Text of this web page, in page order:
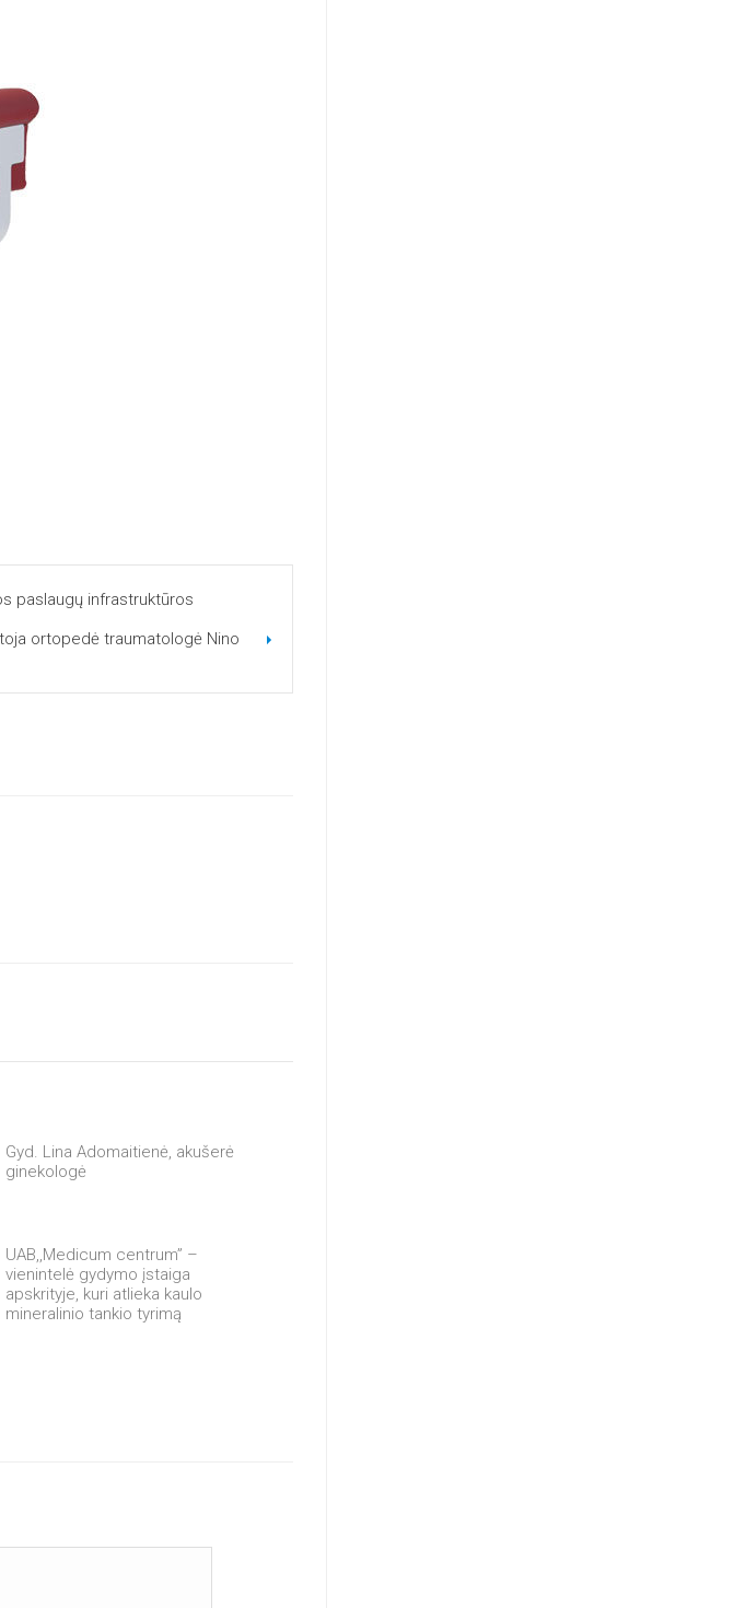
paslaugų infrastruktūros
ortopedė traumatologė Nino
Gyd. Lina Adomaitienė, akušerė
ginekologė
UAB,,Medicum centrum” –
vienintelė gydymo įstaiga
apskrityje, kuri atlieka kaulo
mineralinio tankio tyrimą